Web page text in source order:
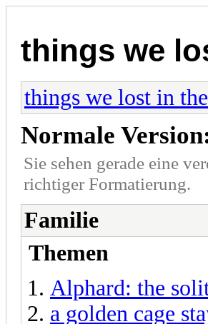
things we
things we lost in
Normale
Sie sehen gerade eine
richtiger Formatierung.
Familie
Themen
Alphard: the
a golden cage